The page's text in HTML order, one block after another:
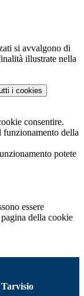
si avvalgono di
illustrate nella
i cookies
consentire.
funzionamento della
potete
essere
della cookie